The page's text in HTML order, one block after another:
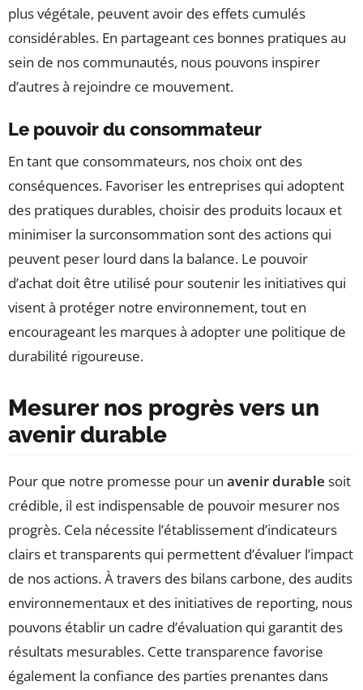
plus végétale, peuvent avoir des effets cumulés
considérables. En partageant ces bonnes pratiques au
sein de nos communautés, nous pouvons inspirer
d’autres à rejoindre ce mouvement.
Le pouvoir du consommateur
En tant que consommateurs, nos choix ont des
conséquences. Favoriser les entreprises qui adoptent
des pratiques durables, choisir des produits locaux et
minimiser la surconsommation sont des actions qui
peuvent peser lourd dans la balance. Le pouvoir
d’achat doit être utilisé pour soutenir les initiatives qui
visent à protéger notre environnement, tout en
encourageant les marques à adopter une politique de
durabilité rigoureuse.
Mesurer nos progrès vers un
avenir durable
Pour que notre promesse pour un avenir durable soit
crédible, il est indispensable de pouvoir mesurer nos
progrès. Cela nécessite l’établissement d’indicateurs
clairs et transparents qui permettent d’évaluer l’impact
de nos actions. À travers des bilans carbone, des audits
environnementaux et des initiatives de reporting, nous
pouvons établir un cadre d’évaluation qui garantit des
résultats mesurables. Cette transparence favorise
également la confiance des parties prenantes dans